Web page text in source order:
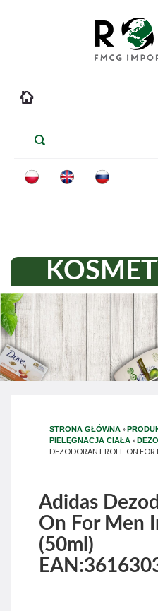
STRONA GŁÓWNA »
PIELĘGNACJA CIAŁA »
DEZODORANT ROLL-ON FOR
Adidas
On For Men
(50ml)